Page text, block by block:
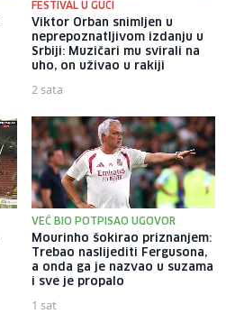
FESTIVAL U GUČI
Viktor Orban snimljen u
neprepoznatljivom izdanju u
Srbiji: Muzičari mu svirali na
uho, on uživao u rakiji
2 sata
VEĆ BIO POTPISAO UGOVOR
Mourinho šokirao priznanjem:
Trebao naslijediti Fergusona,
a onda ga je nazvao u suzama
i sve je propalo
1 sat